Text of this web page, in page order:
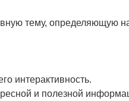
тему, определяющую
интерактивность.
и полезной